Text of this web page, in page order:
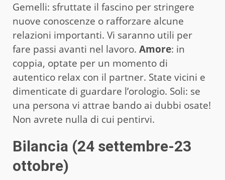
Gemelli: sfruttate il fascino per stringere
nuove conoscenze o rafforzare alcune
relazioni importanti. Vi saranno utili per
fare passi avanti nel lavoro. Amore: in
coppia, optate per un momento di
autentico relax con il partner. State vicini e
dimenticate di guardare l’orologio. Soli: se
una persona vi attrae bando ai dubbi osate!
Non avrete nulla di cui pentirvi.
Bilancia (24 settembre-23
ottobre)